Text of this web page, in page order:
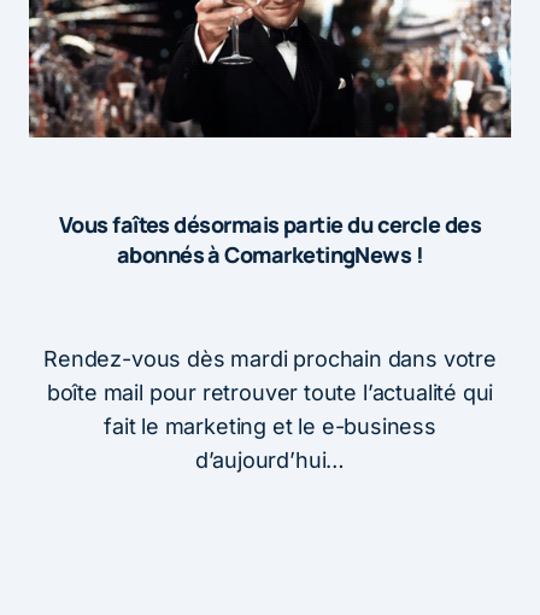
Vous faîtes désormais partie du cercle des
abonnés à ComarketingNews !
Rendez-vous dès mardi prochain dans votre
boîte mail pour retrouver toute l’actualité qui
fait le marketing et le e-business
d’aujourd’hui…